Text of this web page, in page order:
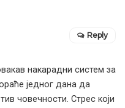
накарадни систем за
једног дана да
човечности. Стрес који
Reply